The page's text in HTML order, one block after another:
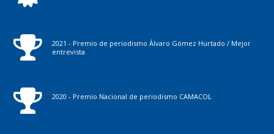
2021 - Premio de periodismo Álvaro Gómez Hurtado / Mejor
entrevista
2020 - Premio Nacional de periodismo CAMACOL